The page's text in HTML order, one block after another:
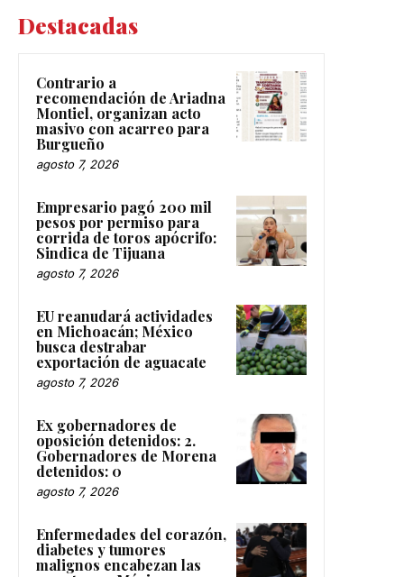
Destacadas
Contrario a
recomendación de Ariadna
Montiel, organizan acto
masivo con acarreo para
Burgueño
agosto 7, 2026
Empresario pagó 200 mil
pesos por permiso para
corrida de toros apócrifo:
Sindica de Tijuana
agosto 7, 2026
EU reanudará actividades
en Michoacán; México
busca destrabar
exportación de aguacate
agosto 7, 2026
Ex gobernadores de
oposición detenidos: 2.
Gobernadores de Morena
detenidos: 0
agosto 7, 2026
Enfermedades del corazón,
diabetes y tumores
malignos encabezan las